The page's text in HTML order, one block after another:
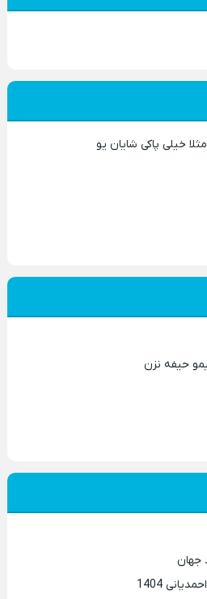
خیلی پاکی شایان یو
حیفه نزن
جهان
1404